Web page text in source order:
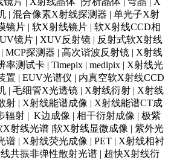
| 混合像素X射线探测器 | 单光子X射
镜片 | 软X射线镜片 | 软X射线CCD相
镜片 | XUV反射镜 | 反射式软X射线
MCP探测器 | 高次谐波反射镜 | X射线
测试卡 | Timepix | medipix | X射线光
置 | EUV光谱仪 | 内真空软X射线CCD
| 毛细管X光透镜 | X射线衍射 | X射线
射 | X射线能谱成像 | X射线能谱CT成
辐射 | K边成像 | 相干衍射成像 | 极紫
X射线光谱 |软X射线显微成像 | 紫外光
谱 | X射线荧光成像 | PET | X射线相衬
共振非弹性散射光谱 | 超快X射线衍